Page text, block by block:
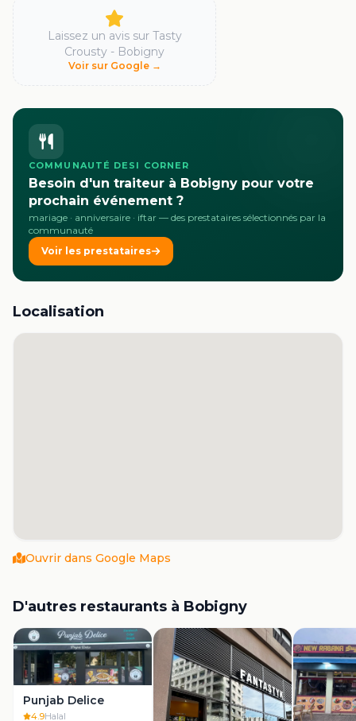
Laissez un avis sur Tasty
Crousty - Bobigny
Voir sur Google →
COMMUNAUTÉ DESI CORNER
Besoin d'un traiteur à Bobigny pour votre
prochain événement ?
mariage · anniversaire · iftar — des prestataires sélectionnés par la
communauté
Voir les prestataires
Localisation
Ouvrir dans Google Maps
D'autres restaurants à Bobigny
Punjab Delice
4.9Halal